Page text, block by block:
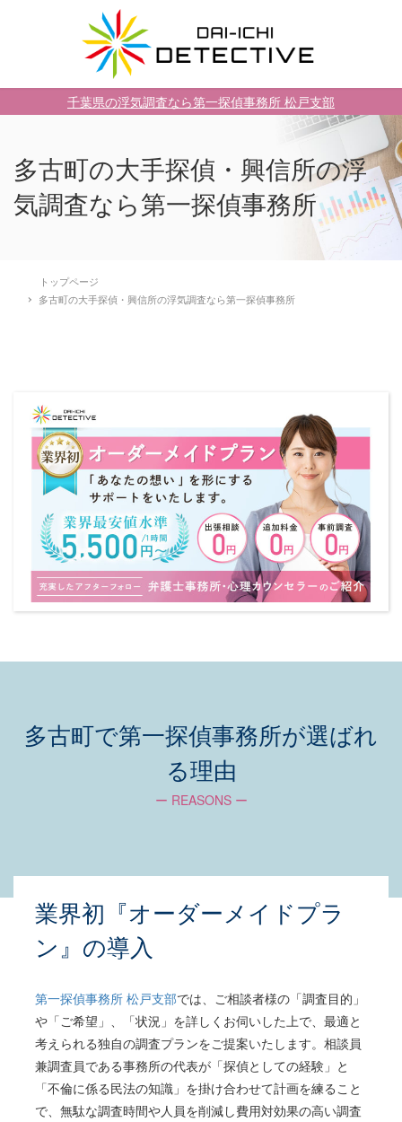
千葉県の浮気調査なら第一探偵事務所 松戸支部
多古町の大手探偵・興信所の浮
気調査なら第一探偵事務所
トップページ
多古町の大手探偵・興信所の浮気調査なら第一探偵事務所
多古町で第一探偵事務所が選ばれ
る理由
ー REASONS ー
業界初『オーダーメイドプラ
ン』の導入
第一探偵事務所 松戸支部では、ご相談者様の「調査目的」
や「ご希望」、「状況」を詳しくお伺いした上で、最適と
考えられる独自の調査プランをご提案いたします。相談員
兼調査員である事務所の代表が「探偵としての経験」と
「不倫に係る民法の知識」を掛け合わせて計画を練ること
で、無駄な調査時間や人員を削減し費用対効果の高い調査